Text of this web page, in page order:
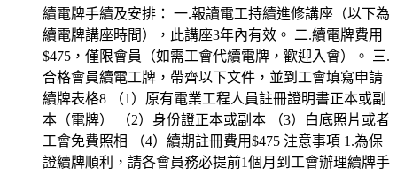
續電牌手續及安排： 一.報讀電工持續進修講座（以下為
續電牌講座時間），此講座3年內有效。 二.續電牌費用
$475，僅限會員（如需工會代續電牌，歡迎入會）。 三.
合格會員續電工牌，帶齊以下文件，並到工會填寫申請
續牌表格8 （1）原有電業工程人員註冊證明書正本或副
本（電牌） （2）身份證正本或副本 （3）白底照片或者
工會免費照相 （4）續期註冊費用$475 注意事項 1.為保
證續牌順利，請各會員務必提前1個月到工會辦理續牌手